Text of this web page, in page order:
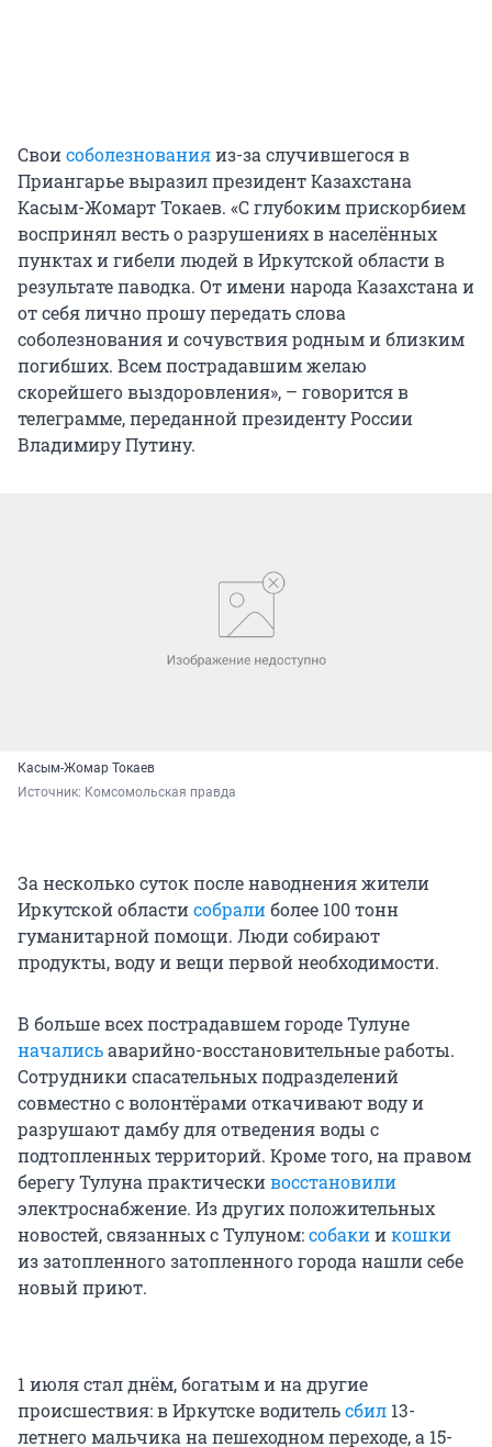
Своисоболезнованияиз-за случившегося в
Приангарье выразил президент Казахстана
Касым-Жомарт Токаев. «С глубоким прискорбием
воспринял весть о разрушениях в населённых
пунктах и гибели людей в Иркутской области в
результате паводка. От имени народа Казахстана и
от себя лично прошу передать слова
соболезнования и сочувствия родным и близким
погибших. Всем пострадавшим желаю
скорейшего выздоровления», – говорится в
телеграмме, переданной президенту России
Владимиру Путину.
Касым-Жомар Токаев
Источник: Комсомольская правда
За несколько суток после наводнения жители
Иркутской областисобралиболее 100 тонн
гуманитарной помощи. Люди собирают
продукты, воду и вещи первой необходимости.
В больше всех пострадавшем городе Тулуне
началисьаварийно-восстановительные работы.
Сотрудники спасательных подразделений
совместно с волонтёрами откачивают воду и
разрушают дамбу для отведения воды с
подтопленных территорий. Кроме того, на правом
берегу Тулуна практическивосстановили
электроснабжение. Из других положительных
новостей, связанных с Тулуном:собакиикошки
из затопленного затопленного города нашли себе
новый приют.
1 июля стал днём, богатым и на другие
происшествия: в Иркутске водительсбил 13-
летнего мальчика на пешеходном переходе, а 15-